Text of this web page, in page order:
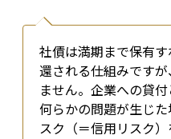
社債は満期まで保有
還される仕組みです
ません。企業への貸
何らかの問題が生じ
スク（＝信用リスク）